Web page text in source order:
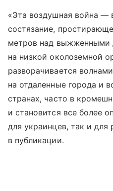
«Эта воздушная война —
состязание,
метров над выжженными
на низкой околоземной
разворачивается
на отдаленные города и
странах, часто в
и становится все более
для украинцев, так и для
в публикации.